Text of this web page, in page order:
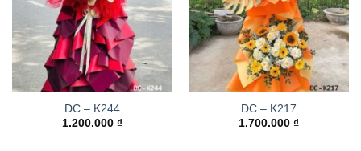
ĐC – K244
1.200.000 ₫
ĐC – K217
1.700.000 ₫